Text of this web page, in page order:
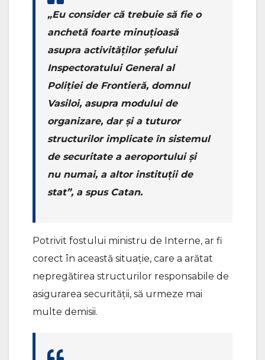
„Eu consider că trebuie să fie o
anchetă foarte minuțioasă
asupra activităților șefului
Inspectoratului General al
Poliției de Frontieră, domnul
Vasiloi, asupra modului de
organizare, dar și a tuturor
structurilor implicate în sistemul
de securitate a aeroportului și
nu numai, a altor instituții de
stat”, a spus Catan.
Potrivit fostului ministru de Interne, ar fi
corect în această situație, care a arătat
nepregătirea structurilor responsabile de
asigurarea securității, să urmeze mai
multe demisii.